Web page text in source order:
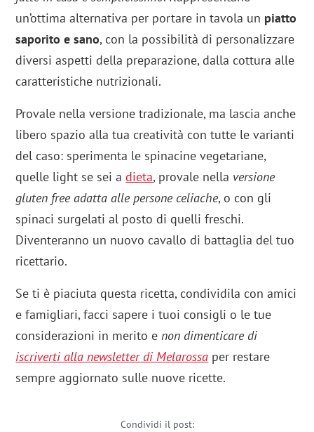
un’ottima alternativa per portare in tavola un piatto
saporito e sano, con la possibilità di personalizzare
diversi aspetti della preparazione, dalla cottura alle
caratteristiche nutrizionali.
Provale nella versione tradizionale, ma lascia anche
libero spazio alla tua creatività con tutte le varianti
del caso: sperimenta le spinacine vegetariane,
quelle light se sei adieta, provale nella versione
gluten free adatta alle persone celiache, o con gli
spinaci surgelati al posto di quelli freschi.
Diventeranno un nuovo cavallo di battaglia del tuo
ricettario.
Se ti è piaciuta questa ricetta, condividila con amici
e famigliari, facci sapere i tuoi consigli o le tue
considerazioni in merito enon dimenticare di
iscriverti alla newsletter di Melarossa per restare
sempre aggiornato sulle nuove ricette.
Condividi il post: